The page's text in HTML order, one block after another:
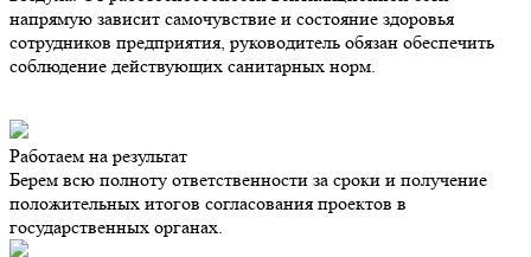
напрямую зависит самочувствие и состояние здоровья
сотрудников предприятия, руководитель обязан обеспечить
соблюдение действующих санитарных норм.
Работаем на результат
Берем всю полноту ответственности за сроки и получение
положительных итогов согласования проектов в
государственных органах.